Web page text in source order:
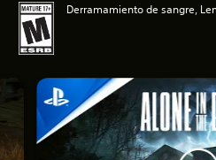
Derramamiento de sangre,